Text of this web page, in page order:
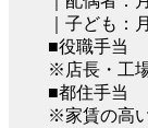
｜子ども：
■役職手当
※店長・工
■都住手当
※家賃の高